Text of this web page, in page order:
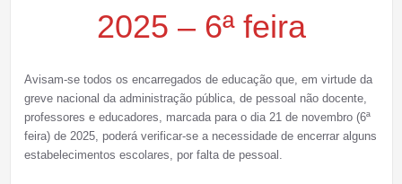
2025 – 6ª feira
Avisam-se todos os encarregados de educação que, em virtude da
greve nacional da administração pública, de pessoal não docente,
professores e educadores, marcada para o dia 21 de novembro (6ª
feira) de 2025, poderá verificar-se a necessidade de encerrar alguns
estabelecimentos escolares, por falta de pessoal.